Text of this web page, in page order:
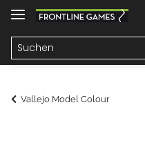
Vallejo Model Colour